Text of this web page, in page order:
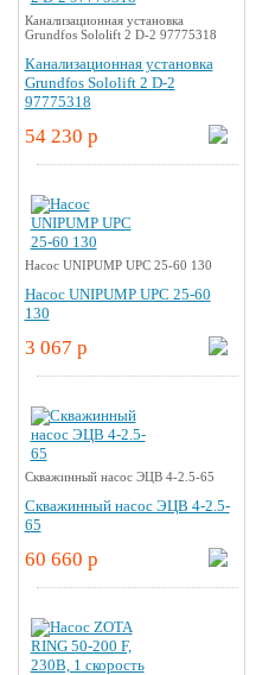
Канализационная установка
Grundfos Sololift 2 D-2 97775318
Канализационная установка
Grundfos Sololift 2 D-2
97775318
54 230 p
Насос UNIPUMP UPС 25-60 130
Насос UNIPUMP UPС 25-60
130
3 067 p
Скважинный насос ЭЦВ 4-2.5-65
Скважинный насос ЭЦВ 4-2.5-
65
60 660 p